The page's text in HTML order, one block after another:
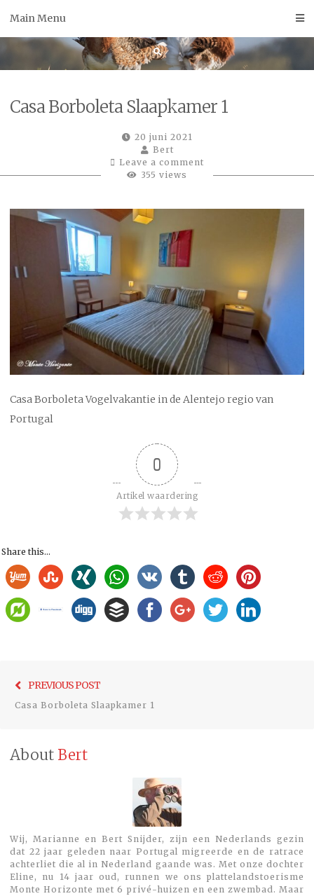
Main Menu
Casa Borboleta Slaapkamer 1
20 juni 2021
Bert
Leave a comment
355 views
Casa Borboleta Vogelvakantie in de Alentejo regio van
Portugal
0
Artikel waardering
Share this...
navigatie
PREVIOUS POST
Casa Borboleta Slaapkamer 1
About Bert
Wij, Marianne en Bert Snijder, zijn een Nederlands gezin
dat 22 jaar geleden naar Portugal migreerde en de ratrace
achterliet die al in Nederland gaande was. Met onze dochter
Eline, nu 14 jaar oud, runnen we ons plattelandstoerisme
Monte Horizonte met 6 privé-huizen en een zwembad. Maar